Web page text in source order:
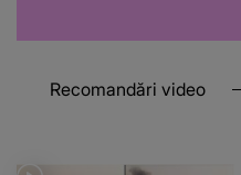
Recomandări video